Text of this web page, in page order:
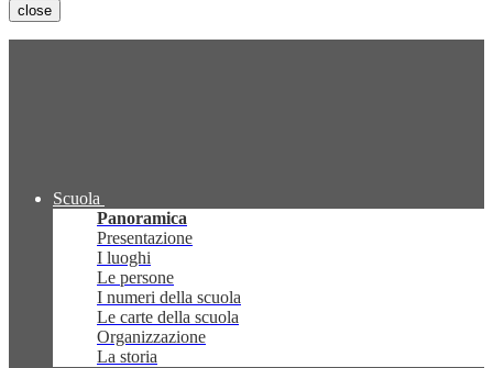
close
Scuola
Panoramica
Presentazione
I luoghi
Le persone
I numeri della scuola
Le carte della scuola
Organizzazione
La storia